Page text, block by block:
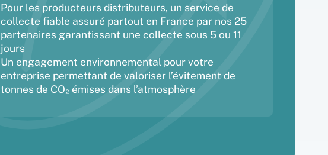
Pour les producteurs distributeurs, un service de
collecte fiable assuré partout en France par nos 25
partenaires garantissant une collecte sous 5 ou 11
jours
Un engagement environnemental pour votre
entreprise permettant de valoriser l’évitement de
tonnes de CO₂ émises dans l’atmosphère​